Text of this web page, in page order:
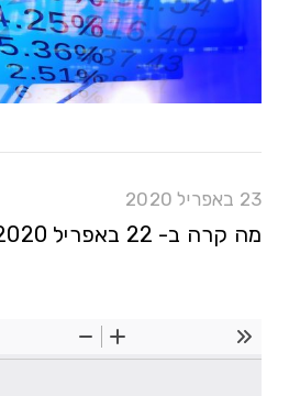
23 באפריל 2020
מה קרה ב- 22 באפריל 2020 בבורסאות?